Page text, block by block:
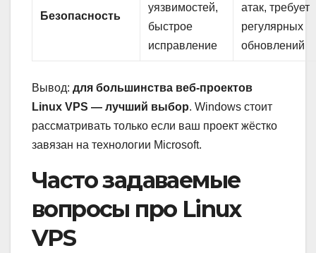
Безопасность
уязвимостей,
быстрое
исправление
атак, требует
регулярных
обновлений
Вывод: для большинства веб-проектов
Linux VPS — лучший выбор. Windows стоит
рассматривать только если ваш проект жёстко
завязан на технологии Microsoft.
Часто задаваемые
вопросы про Linux
VPS